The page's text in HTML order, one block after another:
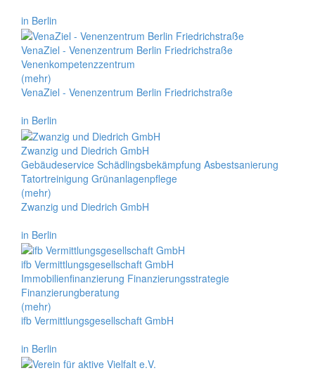
in Berlin
VenaZiel - Venenzentrum Berlin Friedrichstraße
Venenkompetenzzentrum
(mehr)
VenaZiel - Venenzentrum Berlin Friedrichstraße
in Berlin
Zwanzig und Diedrich GmbH
Gebäudeservice Schädlingsbekämpfung Asbestsanierung
Tatortreinigung Grünanlagenpflege
(mehr)
Zwanzig und Diedrich GmbH
in Berlin
ifb Vermittlungsgesellschaft GmbH
Immobilienfinanzierung Finanzierungsstrategie
Finanzierungberatung
(mehr)
ifb Vermittlungsgesellschaft GmbH
in Berlin